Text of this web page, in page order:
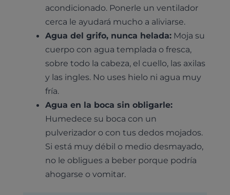
acondicionado. Ponerle un ventilador
cerca le ayudará mucho a aliviarse.
Agua del grifo, nunca helada: Moja su
cuerpo con agua templada o fresca,
sobre todo la cabeza, el cuello, las axilas
y las ingles. No uses hielo ni agua muy
fría.
Agua en la boca sin obligarle:
Humedece su boca con un
pulverizador o con tus dedos mojados.
Si está muy débil o medio desmayado,
no le obligues a beber porque podría
ahogarse o vomitar.